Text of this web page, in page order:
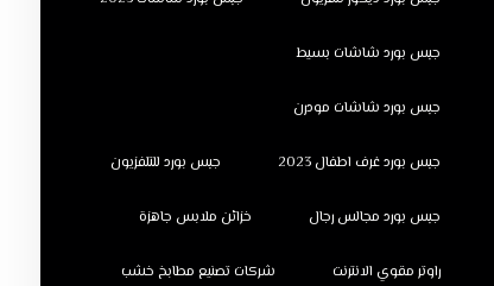
جبس بورد شاشات بسيط
جبس بورد شاشات مودرن
جبس بورد غرف اطفال 2023 جبس بورد للتلفزيون
جبس بورد مجالس رجال خزائن ملابس جاهزة
راوتر مقوي الانترنت شركات تصنيع مطابخ خشب